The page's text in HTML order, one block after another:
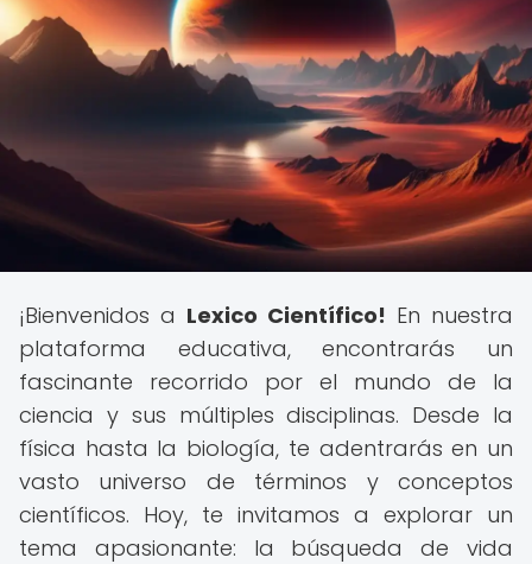
¡Bienvenidos a Lexico Científico! En nuestra
plataforma educativa, encontrarás un
fascinante recorrido por el mundo de la
ciencia y sus múltiples disciplinas. Desde la
física hasta la biología, te adentrarás en un
vasto universo de términos y conceptos
científicos. Hoy, te invitamos a explorar un
tema apasionante: la búsqueda de vida